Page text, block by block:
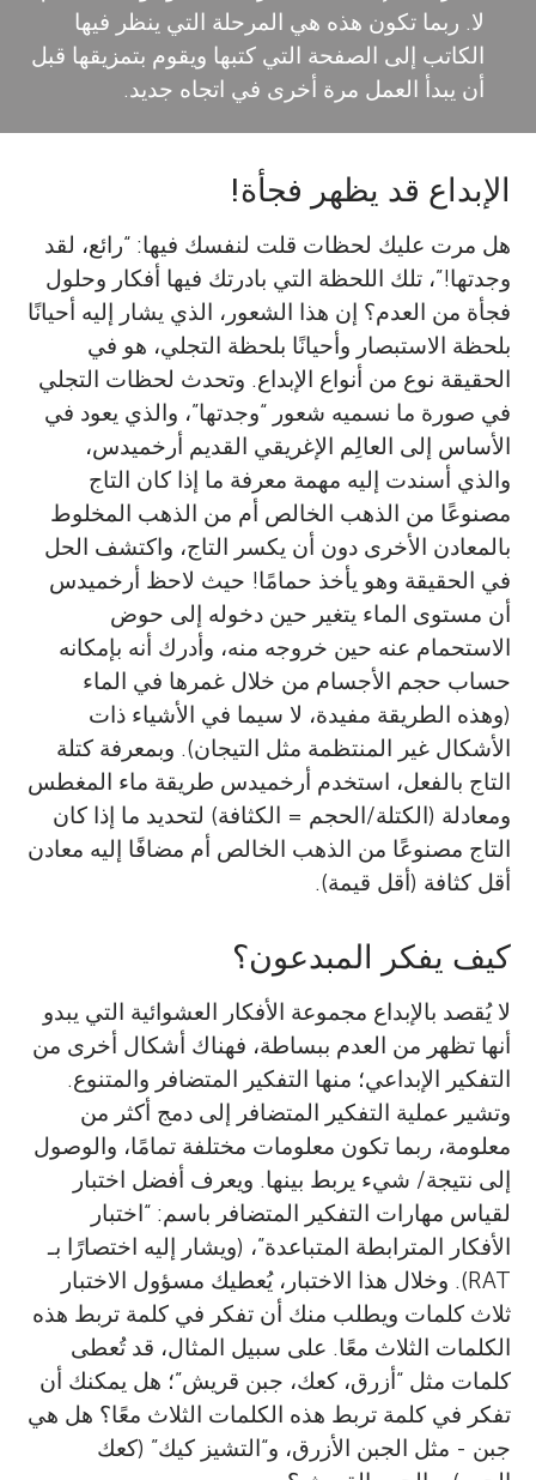
لا. ربما تكون هذه هي المرحلة التي ينظر فيها
الكاتب إلى الصفحة التي كتبها ويقوم بتمزيقها قبل
أن يبدأ العمل مرة أخرى في اتجاه جديد.
الإبداع قد يظهر فجأة!
هل مرت عليك لحظات قلت لنفسك فيها: “رائع، لقد
وجدتها!”، تلك اللحظة التي بادرتك فيها أفكار وحلول
فجأة من العدم؟ إن هذا الشعور، الذي يشار إليه أحيانًا
بلحظة الاستبصار وأحيانًا بلحظة التجلي، هو في
الحقيقة نوع من أنواع الإبداع. وتحدث لحظات التجلي
في صورة ما نسميه شعور “وجدتها”، والذي يعود في
الأساس إلى العالِم الإغريقي القديم أرخميدس،
والذي أسندت إليه مهمة معرفة ما إذا كان التاج
مصنوعًا من الذهب الخالص أم من الذهب المخلوط
بالمعادن الأخرى دون أن يكسر التاج، واكتشف الحل
في الحقيقة وهو يأخذ حمامًا! حيث لاحظ أرخميدس
أن مستوى الماء يتغير حين دخوله إلى حوض
الاستحمام عنه حين خروجه منه، وأدرك أنه بإمكانه
حساب حجم الأجسام من خلال غمرها في الماء
(وهذه الطريقة مفيدة، لا سيما في الأشياء ذات
الأشكال غير المنتظمة مثل التيجان). وبمعرفة كتلة
التاج بالفعل، استخدم أرخميدس طريقة ماء المغطس
ومعادلة (الكتلة/الحجم = الكثافة) لتحديد ما إذا كان
التاج مصنوعًا من الذهب الخالص أم مضافًا إليه معادن
أقل كثافة (أقل قيمة).
كيف يفكر المبدعون؟
لا يُقصد بالإبداع مجموعة الأفكار العشوائية التي يبدو
أنها تظهر من العدم ببساطة، فهناك أشكال أخرى من
التفكير الإبداعي؛ منها التفكير المتضافر والمتنوع.
وتشير عملية التفكير المتضافر إلى دمج أكثر من
معلومة، ربما تكون معلومات مختلفة تمامًا، والوصول
إلى نتيجة/ شيء يربط بينها. ويعرف أفضل اختبار
لقياس مهارات التفكير المتضافر باسم: “اختبار
الأفكار المترابطة المتباعدة”، (ويشار إليه اختصارًا بـ
RAT). وخلال هذا الاختبار، يُعطيك مسؤول الاختبار
ثلاث كلمات ويطلب منك أن تفكر في كلمة تربط هذه
الكلمات الثلاث معًا. على سبيل المثال، قد تُعطى
كلمات مثل “أزرق، كعك، جبن قريش”؛ هل يمكنك أن
تفكر في كلمة تربط هذه الكلمات الثلاث معًا؟ هل هي
جبن - مثل الجبن الأزرق، و“التشيز كيك” (كعك